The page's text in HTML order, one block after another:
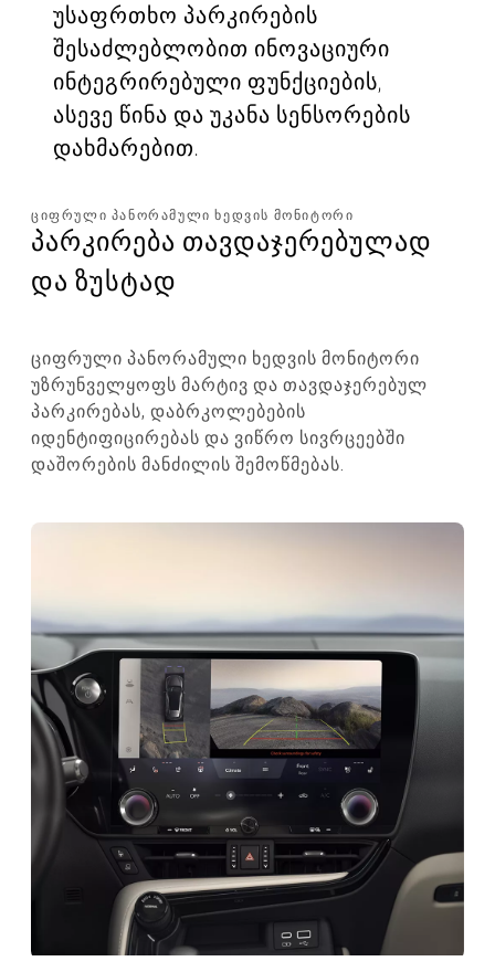
უსაფრთხო პარკირების
შესაძლებლობით ინოვაციური
ინტეგრირებული ფუნქციების,
ასევე წინა და უკანა სენსორების
დახმარებით.
ᲪᲘᲤᲠᲣᲚᲘ ᲞᲐᲜᲝᲠᲐᲛᲣᲚᲘ ᲮᲔᲓᲕᲘᲡ ᲛᲝᲜᲘᲢᲝᲠᲘ
პარკირება თავდაჯერებულად
და ზუსტად
ციფრული პანორამული ხედვის მონიტორი
უზრუნველყოფს მარტივ და თავდაჯერებულ
პარკირებას, დაბრკოლებების
იდენტიფიცირებას და ვიწრო სივრცეებში
დაშორების მანძილის შემოწმებას.